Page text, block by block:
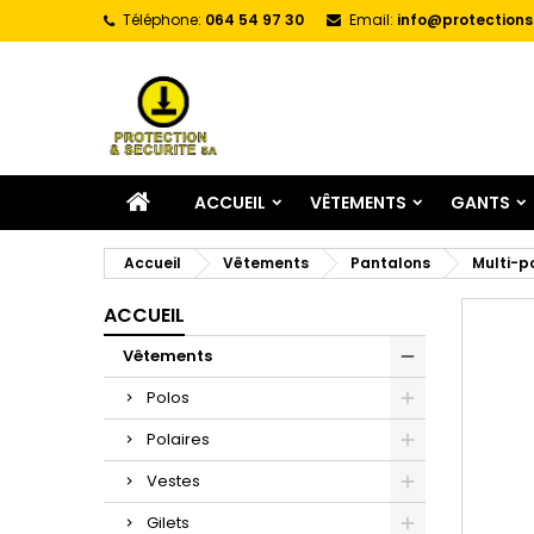
Téléphone: 064 54 97 30 Email:
ACCUEIL VÊTEMENTS GANTS
Accueil Vêtements Pantalons Multi-
ACCUEIL
Vêtements
Polos
Polaires
Vestes
Gilets